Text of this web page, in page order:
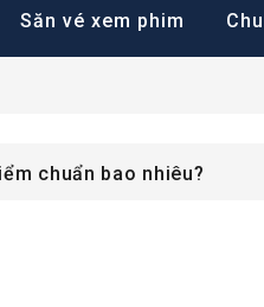
Săn vé xem phim
A-Z
chuẩn bao nhiêu?